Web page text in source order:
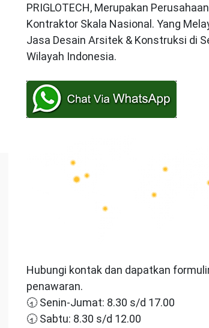
PRIGLOTECH, Merupakan Perusahaan
Kontraktor Skala Nasional. Yang
Jasa Desain Arsitek & Konstruksi di
Wilayah Indonesia.
Hubungi kontak dan dapatkan
penawaran.
🕣 Senin-Jumat: 8.30 s/d 17.00
🕣 Sabtu: 8.30 s/d 12.00